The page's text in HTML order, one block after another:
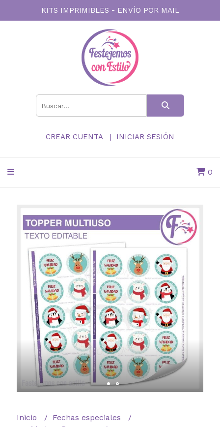
KITS IMPRIMIBLES - ENVÍO POR MAIL
CREAR CUENTA INICIAR SESIÓN
0
Inicio
Fechas especiales